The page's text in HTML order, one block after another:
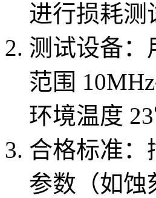
进行损耗测
测试设备：
范围
环境温度
合格标准：
参数（如蚀